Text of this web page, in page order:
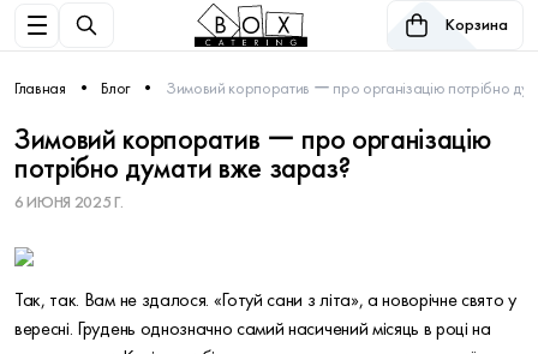
Корзина
Главная Блог Зимовий корпоратив ー про організацію потрібно
Зимовий корпоратив ー про організацію
потрібно думати вже зараз?
6 ИЮНЯ 2025 Г.
Так, так. Вам не здалося. «Готуй сани з літа», а новорічне свято у
вересні. Грудень однозначно самий насичений місяць в році на